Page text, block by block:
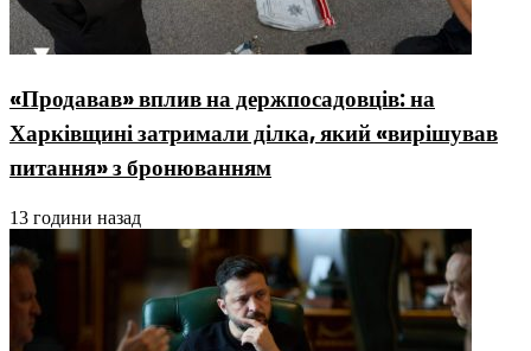
«Продавав» вплив на держпосадовців: на
Харківщині затримали ділка, який «вирішував
питання» з бронюванням
13 години назад